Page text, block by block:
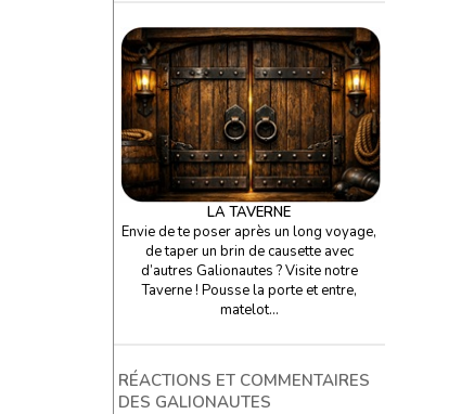
LA TAVERNE
Envie de te poser après un long voyage,
de taper un brin de causette avec
d’autres Galionautes ? Visite notre
Taverne ! Pousse la porte et entre,
matelot…
RÉACTIONS ET COMMENTAIRES
DES GALIONAUTES